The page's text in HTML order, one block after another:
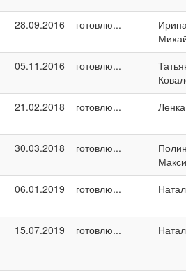
28.09.2016 готовлю...
05.11.2016 готовлю...
21.02.2018 готовлю...
30.03.2018 готовлю...
06.01.2019 готовлю...
15.07.2019 готовлю...